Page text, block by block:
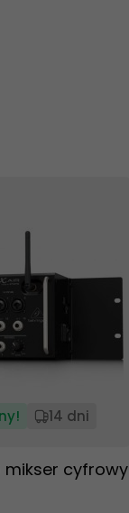
14 dni
mikser cyfrowy